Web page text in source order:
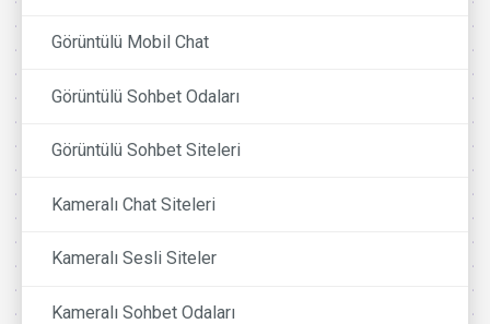
Görüntülü Mobil Chat
Görüntülü Sohbet Odaları
Görüntülü Sohbet Siteleri
Kameralı Chat Siteleri
Kameralı Sesli Siteler
Kameralı Sohbet Odaları